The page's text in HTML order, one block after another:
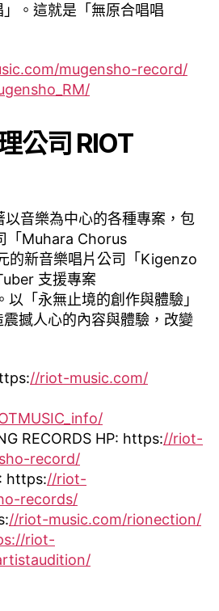
。這就是「無原合唱唱
mugensho-record/
公司 RIOT
以音樂為中心的各種專案，包
「Muhara Chorus
的新音樂唱片公司「Kigenzo
支援專案
以「永無止境的創作與體驗」
撼人心的內容與體驗，改變
//riot-music.com/
RECORDS HP: https://riot-
record/
https://riot-
records/
//riot-music.com/rionection/
riot-